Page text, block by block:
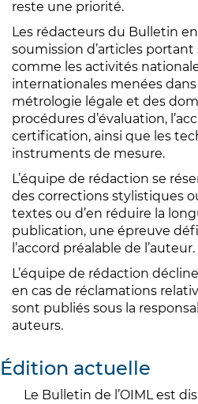
reste une priorité.
Les rédacteurs du Bulletin
soumission d’articles
comme les activités
internationales menées
métrologie légale et des
procédures d’évaluation,
certification, ainsi que les
instruments de mesure.
L’équipe de rédaction se
des corrections stylistiques
textes ou d’en réduire la
publication, une épreuve
l’accord préalable de l’auteur.
L’équipe de rédaction
en cas de réclamations
sont publiés sous la
auteurs.
Édition actuelle
Le Bulletin de l’OIML est